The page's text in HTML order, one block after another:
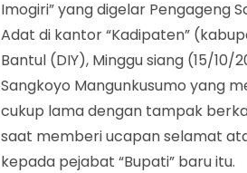
Imogiri” yang digelar Pengageng
Adat di kantor “Kadipaten”
Bantul (DIY), Minggu siang (15/10/
Sangkoyo Mangunkusumo yang
cukup lama dengan tampak
saat memberi ucapan selamat
kepada pejabat “Bupati” baru itu.